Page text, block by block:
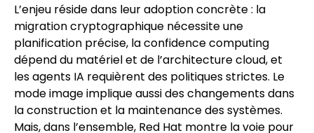
L’enjeu réside dans leur adoption concrète : la
migration cryptographique nécessite une
planification précise, la confidence computing
dépend du matériel et de l’architecture cloud, et
les agents IA requièrent des politiques strictes. Le
mode image implique aussi des changements dans
la construction et la maintenance des systèmes.
Mais, dans l’ensemble, Red Hat montre la voie pour